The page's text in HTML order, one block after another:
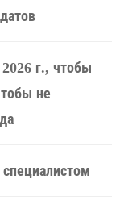
г., чтобы
не